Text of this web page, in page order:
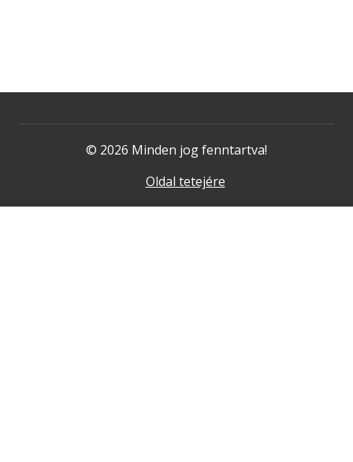
© 2026 Minden jog fenntartva!
Oldal tetejére